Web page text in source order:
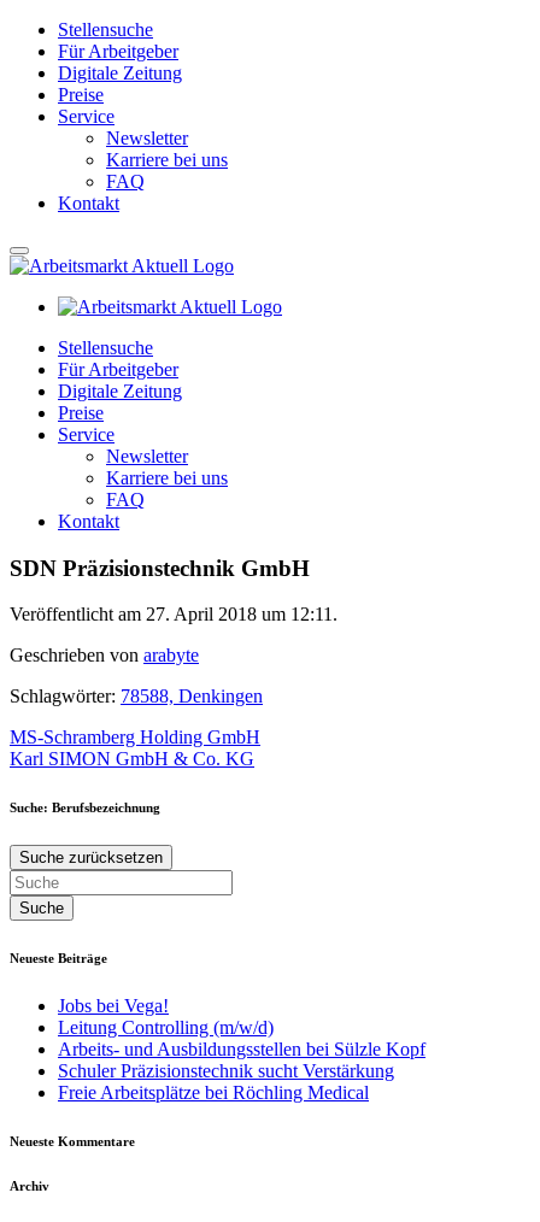
Stellensuche
Für Arbeitgeber
Digitale Zeitung
Preise
Service
Newsletter
Karriere bei uns
FAQ
Kontakt
Stellensuche
Für Arbeitgeber
Digitale Zeitung
Preise
Service
Newsletter
Karriere bei uns
FAQ
Kontakt
SDN Präzisionstechnik GmbH
Veröffentlicht am 27. April 2018 um 12:11.
Geschrieben von arabyte
Schlagwörter: 78588, Denkingen
Beitragsnavigation
MS-Schramberg Holding GmbH
Karl SIMON GmbH & Co. KG
Suche: Berufsbezeichnung
Suche zurücksetzen
Neueste Beiträge
Jobs bei Vega!
Leitung Controlling (m/w/d)
Arbeits- und Ausbildungsstellen bei Sülzle Kopf
Schuler Präzisionstechnik sucht Verstärkung
Freie Arbeitsplätze bei Röchling Medical
Neueste Kommentare
Archiv